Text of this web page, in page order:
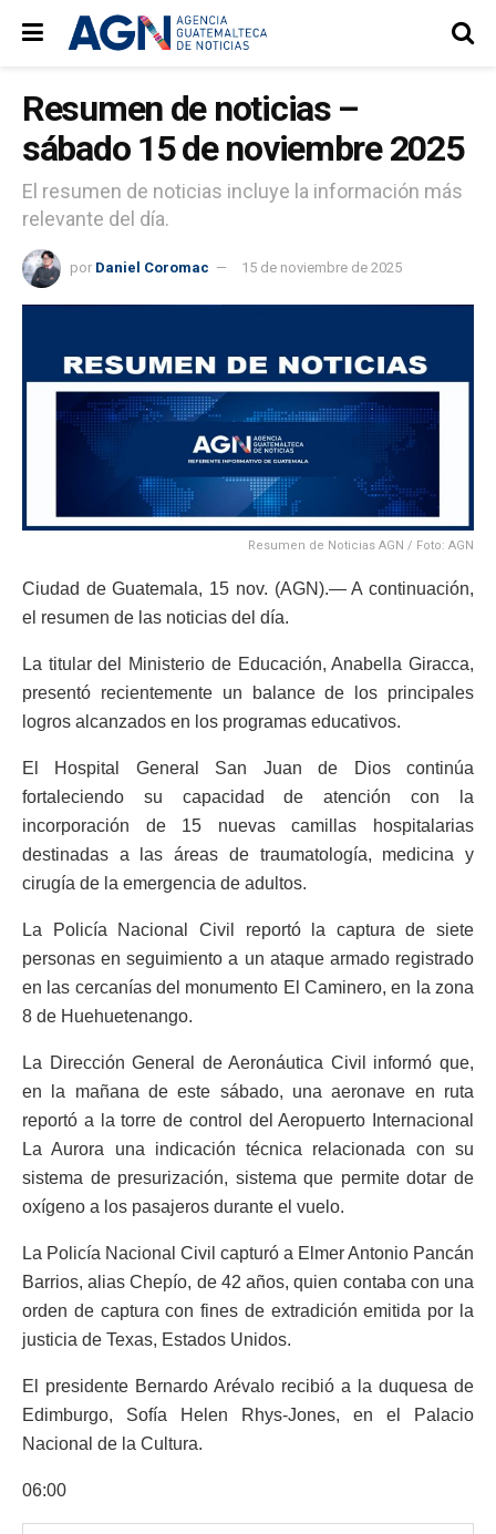
Resumen de noticias –
sábado 15 de noviembre 2025
El resumen de noticias incluye la información más
relevante del día.
por Daniel Coromac 15 de noviembre de 2025
Resumen de Noticias AGN / Foto: AGN
Ciudad de Guatemala, 15 nov. (AGN).— A continuación,
el resumen de las noticias del día.
La titular del Ministerio de Educación, Anabella Giracca,
presentó recientemente un balance de los principales
logros alcanzados en los programas educativos.
El Hospital General San Juan de Dios continúa
fortaleciendo su capacidad de atención con la
incorporación de 15 nuevas camillas hospitalarias
destinadas a las áreas de traumatología, medicina y
cirugía de la emergencia de adultos.
La Policía Nacional Civil reportó la captura de siete
personas en seguimiento a un ataque armado registrado
en las cercanías del monumento El Caminero, en la zona
8 de Huehuetenango.
La Dirección General de Aeronáutica Civil informó que,
en la mañana de este sábado, una aeronave en ruta
reportó a la torre de control del Aeropuerto Internacional
La Aurora una indicación técnica relacionada con su
sistema de presurización, sistema que permite dotar de
oxígeno a los pasajeros durante el vuelo.
La Policía Nacional Civil capturó a Elmer Antonio Pancán
Barrios, alias Chepío, de 42 años, quien contaba con una
orden de captura con fines de extradición emitida por la
justicia de Texas, Estados Unidos.
El presidente Bernardo Arévalo recibió a la duquesa de
Edimburgo, Sofía Helen Rhys-Jones, en el Palacio
Nacional de la Cultura.
06:00